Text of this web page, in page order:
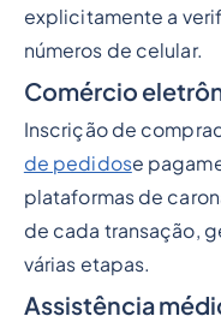
explicitamente a
números de celular.
Comércio
Inscrição de
de pedidose
plataformas de
de cada transação,
várias etapas.
Assistência